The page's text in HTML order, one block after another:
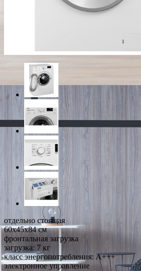
отдельно стоящая
60x45x84 см
фронтальная загрузка
загрузка: 7 кг
класс энергопотребления: A+++
электронное управление